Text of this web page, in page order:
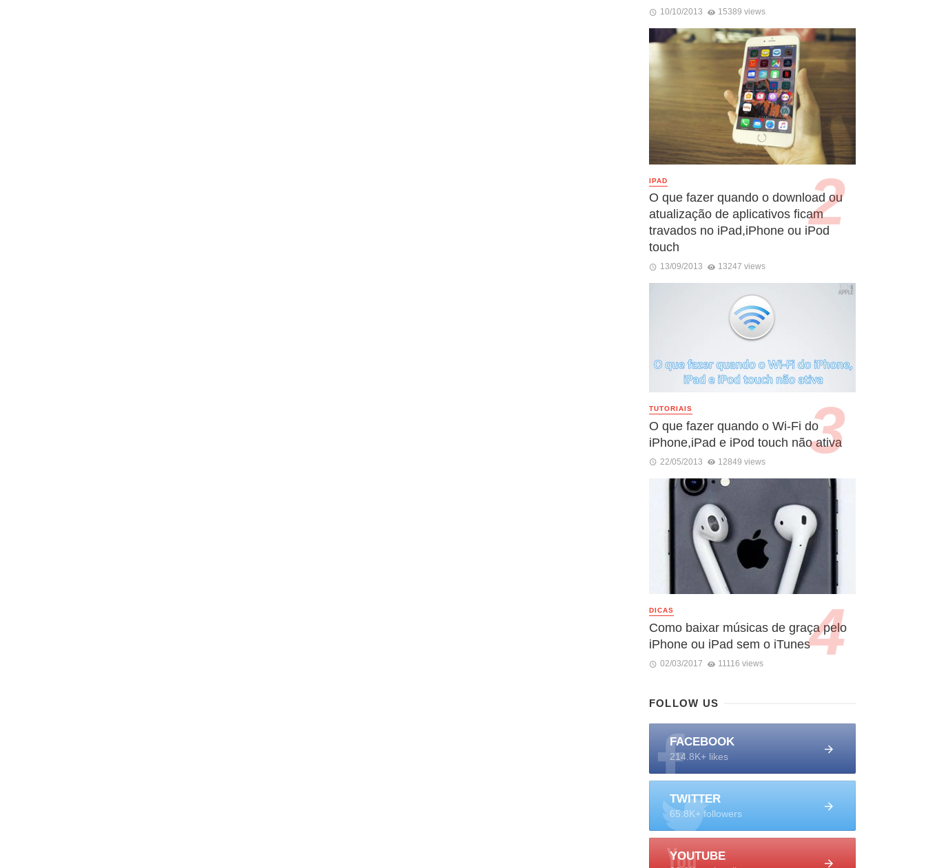
10/10/2013 15389 views
IPAD
O que fazer quando o download ou
atualização de aplicativos ficam
travados no iPad,iPhone ou iPod
touch
13/09/2013 13247 views
TUTORIAIS
O que fazer quando o Wi-Fi do
iPhone,iPad e iPod touch não ativa
22/05/2013 12849 views
DICAS
Como baixar músicas de graça pelo
iPhone ou iPad sem o iTunes
02/03/2017 11116 views
FOLLOW US
FACEBOOK
214.8K+ likes
TWITTER
65.8K+ followers
YOUTUBE